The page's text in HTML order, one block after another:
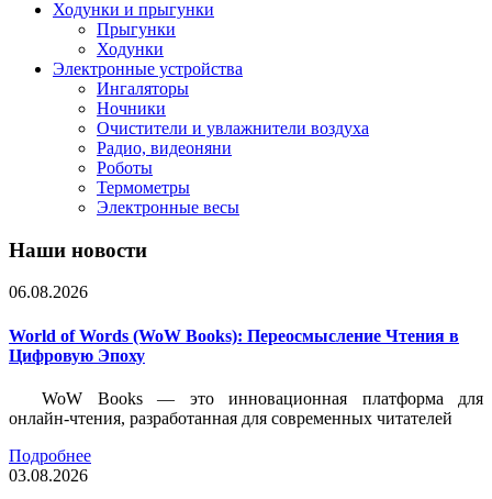
Ходунки и прыгунки
Прыгунки
Ходунки
Электронные устройства
Ингаляторы
Ночники
Очистители и увлажнители воздуха
Радио, видеоняни
Роботы
Термометры
Электронные весы
Наши новости
06.08.2026
World of Words (WoW Books): Переосмысление Чтения в
Цифровую Эпоху
WoW Books — это инновационная платформа для
онлайн-чтения, разработанная для современных читателей
Подробнее
03.08.2026